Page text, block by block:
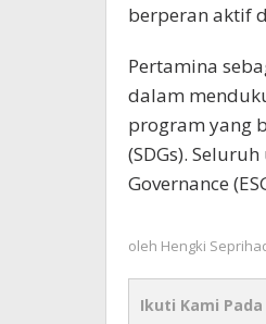
berperan aktif
Pertamina
dalam
program yang
(SDGs).
Governance
oleh Hengki
Ikuti Kami Pada